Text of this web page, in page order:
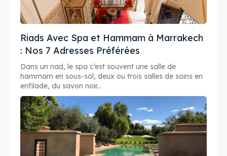
Riads Avec Spa et Hammam à Marrakech
: Nos 7 Adresses Préférées
Dans un riad, le spa c’est souvent une salle de
hammam en sous-sol, deux ou trois salles de soins en
enfilade, du savon noir...